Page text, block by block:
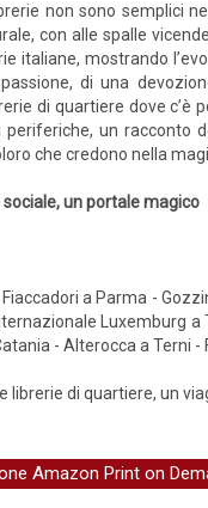
non sono semplici
con alle spalle
italiane, mostrando
di una
di quartiere dove
un racconto
che credono nella
un portale magico
a Parma -
Luxemburg
- Alterocca a Terni
di quartiere, un
Amazon Print on